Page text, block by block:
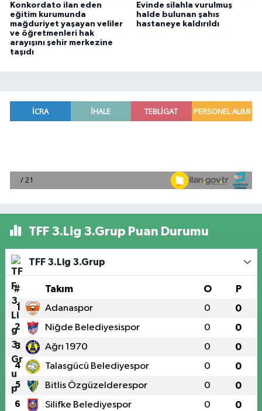
Konkordato ilan eden
eğitim kurumunda
mağduriyet yaşayan veliler
ve öğretmenleri hak
arayışını şehir merkezine
taşıdı
Evinde silahla vurulmuş
halde bulunan şahıs
hastaneye kaldırıldı
TFF 3.Lig 3.Grup Puan Durumu
TFF 3.Lig 3.Grup
# Takım O P
1 Adanaspor 0 0
2 Niğde Belediyesispor 0 0
3 Ağrı 1970 0 0
4 Talasgücü Belediyespor 0 0
5 Bitlis Özgüzelderespor 0 0
6 Silifke Belediyespor 0 0